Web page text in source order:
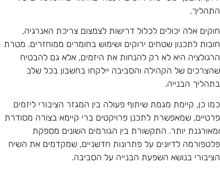
אלה יכולים לכלול דרישות לצמצום צריכת האנרגיה,
לתכנון שטחים ירוקים ושימוש בחומרים ממוחזרים. מטרת
היא לא רק להנחות את היזמים, אלא גם להבטיח
של הקהילה והסביבה יילקחו בחשבון בכל שלב
הבנייה.
כן, קיימת מגמת שיתוף פעולה בין המגזר הציבורי ליזמים
שמאפשרת לתכנן פרויקטים ברי קיימא בצורה מסודרת
יותר. התקשורת בין הגורמים השונים מספקת
לדיונים על פתרונות חדשניים, שמקדמים את השיח
בנושא השפעת הבנייה על הסביבה.